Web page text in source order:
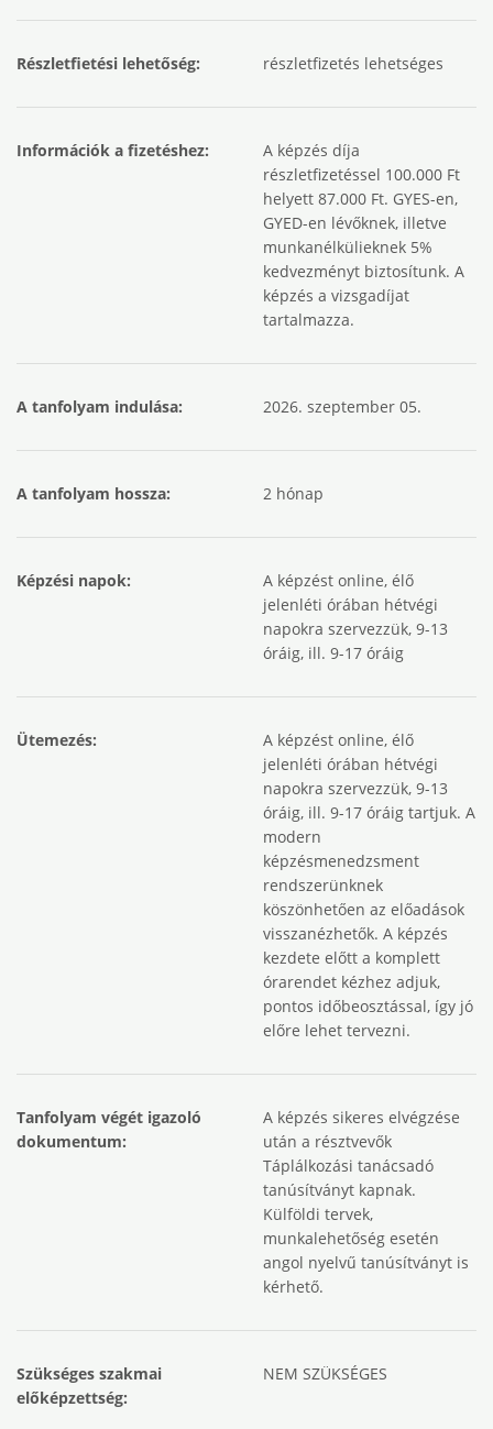
Részletfietési lehetőség: részletfizetés lehetséges
Információk a fizetéshez:
A képzés díja
részletfizetéssel 100.000 Ft
helyett 87.000 Ft. GYES-en,
GYED-en lévőknek, illetve
munkanélkülieknek 5%
kedvezményt biztosítunk. A
képzés a vizsgadíjat
tartalmazza.
A tanfolyam indulása: 2026. szeptember 05.
A tanfolyam hossza: 2 hónap
Képzési napok:
A képzést online, élő
jelenléti órában hétvégi
napokra szervezzük, 9-13
óráig, ill. 9-17 óráig
Ütemezés:
A képzést online, élő
jelenléti órában hétvégi
napokra szervezzük, 9-13
óráig, ill. 9-17 óráig tartjuk. A
modern
képzésmenedzsment
rendszerünknek
köszönhetően az előadások
visszanézhetők. A képzés
kezdete előtt a komplett
órarendet kézhez adjuk,
pontos időbeosztással, így jó
előre lehet tervezni.
Tanfolyam végét igazoló
dokumentum:
A képzés sikeres elvégzése
után a résztvevők
Táplálkozási tanácsadó
tanúsítványt kapnak.
Külföldi tervek,
munkalehetőség esetén
angol nyelvű tanúsítványt is
kérhető.
Szükséges szakmai
előképzettség:
NEM SZÜKSÉGES